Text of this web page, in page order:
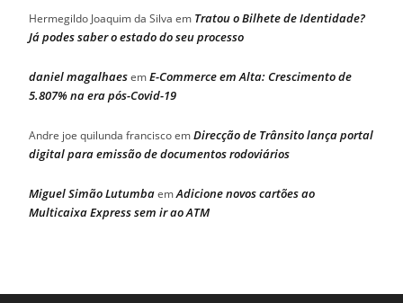
Hermegildo Joaquim da Silva em Tratou o Bilhete de Identidade?
Já podes saber o estado do seu processo
daniel magalhaesemE-Commerce em Alta: Crescimento de
5.807% na era pós-Covid-19
Andre joe quilunda franciscoemDirecção de Trânsito lança portal
digital para emissão de documentos rodoviários
Miguel Simão LutumbaemAdicione novos cartões ao
Multicaixa Express sem ir ao ATM